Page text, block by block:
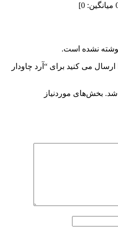
میانگین:0
]
نشده است.
می کنید برای “آرد چاودار
شد. بخش‌های موردنیاز